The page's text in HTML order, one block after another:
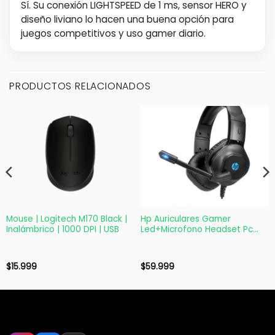
Sí. Su conexión LIGHTSPEED de 1 ms, sensor HERO y
diseño liviano lo hacen una buena opción para
juegos competitivos y uso gamer diario.
PRODUCTOS RELACIONADOS
Mouse | Logitech M170 Black |
Inalámbrico | 1000 DPI | USB
$15.999
Hp Auriculares Gamer
Led+Microfono Headset Pc
$59.999